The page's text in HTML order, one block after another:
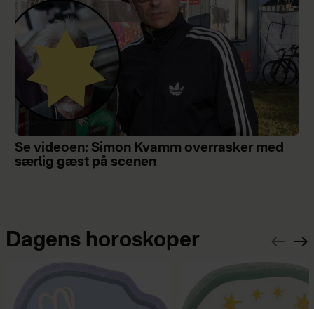
Se videoen: Simon Kvamm overrasker med
særlig gæst på scenen
Dagens horoskoper